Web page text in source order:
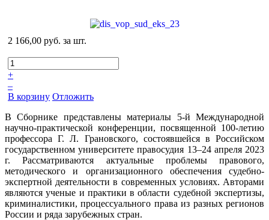
2 166,00 руб. за шт.
+
–
В корзину Отложить
В Сборнике представлены материалы 5-й Международной
научно-практической конференции, посвященной 100-летию
профессора Г. Л. Грановского, состоявшейся в Российском
государственном университете правосудия 13–24 апреля 2023
г. Рассматриваются актуальные проблемы правового,
методического и организационного обеспечения судебно-
экспертной деятельности в современных условиях. Авторами
являются ученые и практики в области судебной экспертизы,
криминалистики, процессуального права из разных регионов
России и ряда зарубежных стран.